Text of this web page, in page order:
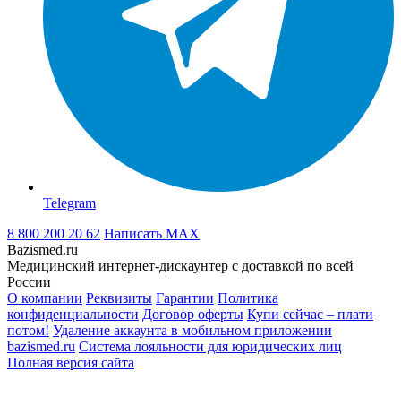
Telegram
8 800 200 20 62 Написать MAX
Bazismed.ru
Медицинский интернет-дискаунтер с доставкой по всей
России
О компании Реквизиты Гарантии Политика
конфиденциальности Договор оферты Купи сейчас – плати
потом! Удаление аккаунта в мобильном приложении
bazismed.ru Система лояльности для юридических лиц
Полная версия сайта